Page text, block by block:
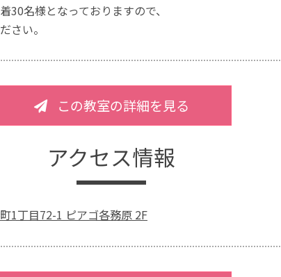
30名様となっておりますので、
さい。
この教室の詳細を見る
アクセス情報
1丁目72-1 ピアゴ各務原 2F